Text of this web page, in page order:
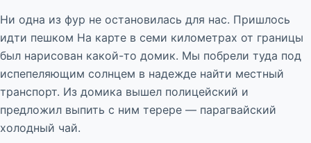
Ни одна из фур не остановилась для нас. Пришлось
идти пешком На карте в семи километрах от границы
был нарисован какой-то домик. Мы побрели туда под
испепеляющим солнцем в надежде найти местный
транспорт. Из домика вышел полицейский и
предложил выпить с ним терере — парагвайский
холодный чай.